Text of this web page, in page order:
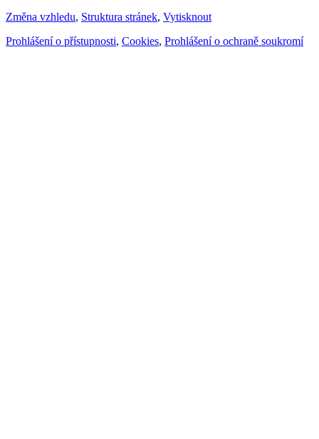
Změna vzhledu, Struktura stránek, Vytisknout
Prohlášení o přístupnosti, Cookies, Prohlášení o ochraně soukromí